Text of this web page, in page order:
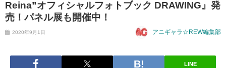
Reina”オフィシャルフォトブック DRAWING』発
売！パネル展も開催中！
2020年9月1日 アニギャラ☆REW編集部
LINE